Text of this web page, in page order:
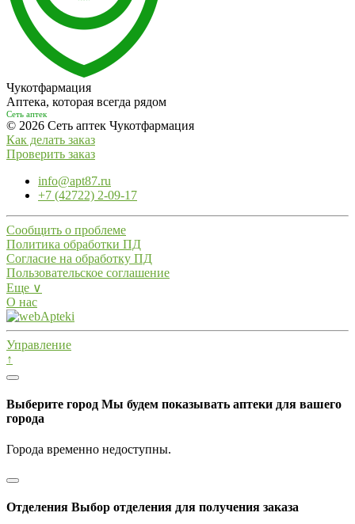
Чукотфармация
Аптека, которая всегда рядом
Сеть аптек
© 2026 Сеть аптек Чукотфармация
Как делать заказ
Проверить заказ
info@apt87.ru
+7 (42722) 2-09-17
Сообщить о проблеме
Политика обработки ПД
Согласие на обработку ПД
Пользовательское соглашение
Еще ∨
О нас
Управление
↑
Выберите город Мы будем показывать аптеки для вашего
города
Города временно недоступны.
Отделения Выбор отделения для получения заказа